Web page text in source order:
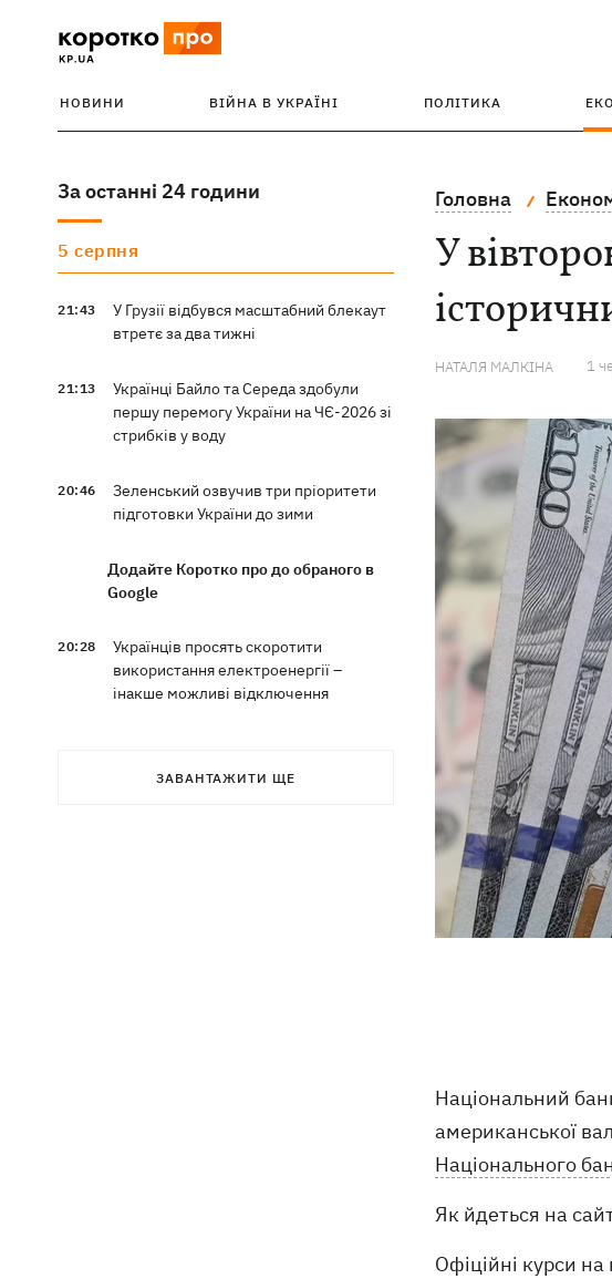
НОВИНИ ВІЙНА В УКРАЇНІ ПОЛІТИКА
За останні 24 години
5 серпня
21:43
У Грузії відбувся масштабний блекаут
втретє за два тижні
21:13
Українці Байло та Середа здобули
першу перемогу України на ЧЄ-2026 зі
стрибків у воду
20:46
Зеленський озвучив три пріоритети
підготовки України до зими
Додайте Коротко про до обраного в
Google
20:28
Українців просять скоротити
використання електроенергії –
інакше можливі відключення
блискавки просто на полі
ЗАВАНТАЖИТИ ЩЕ
Головна
У
НАТАЛЯ МАЛКІНА 1
Національний
американської
Національного
Як йдеться на
Офіційні курси